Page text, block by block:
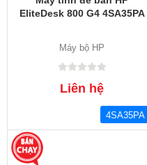
EliteDesk 800 G4 4SA35PA
Máy bộ HP
Liên hệ
4SA35PA